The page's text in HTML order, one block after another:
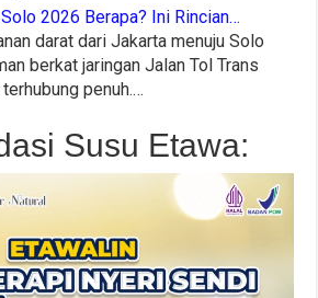
2026 Berapa? Ini Rincian…
darat dari Jakarta menuju Solo
berkat jaringan Jalan Tol Trans
penuh.…
Susu Etawa: